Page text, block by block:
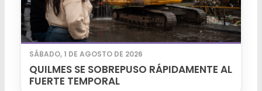
SÁBADO, 1 DE AGOSTO DE 2026
QUILMES SE SOBREPUSO RÁPIDAMENTE AL
FUERTE TEMPORAL